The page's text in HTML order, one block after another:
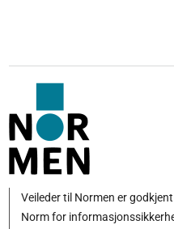
Veileder til Normen er
Norm for